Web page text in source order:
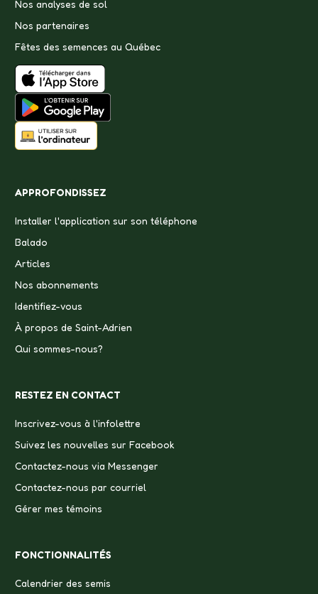
Nos analyses de sol
Nos partenaires
Fêtes des semences au Québec
APPROFONDISSEZ
Installer l'application sur son téléphone
Balado
Articles
Nos abonnements
Identifiez-vous
À propos de Saint-Adrien
Qui sommes-nous?
RESTEZ EN CONTACT
Inscrivez-vous à l'infolettre
Suivez les nouvelles sur Facebook
Contactez-nous via Messenger
Contactez-nous par courriel
Gérer mes témoins
FONCTIONNALITÉS
Calendrier des semis